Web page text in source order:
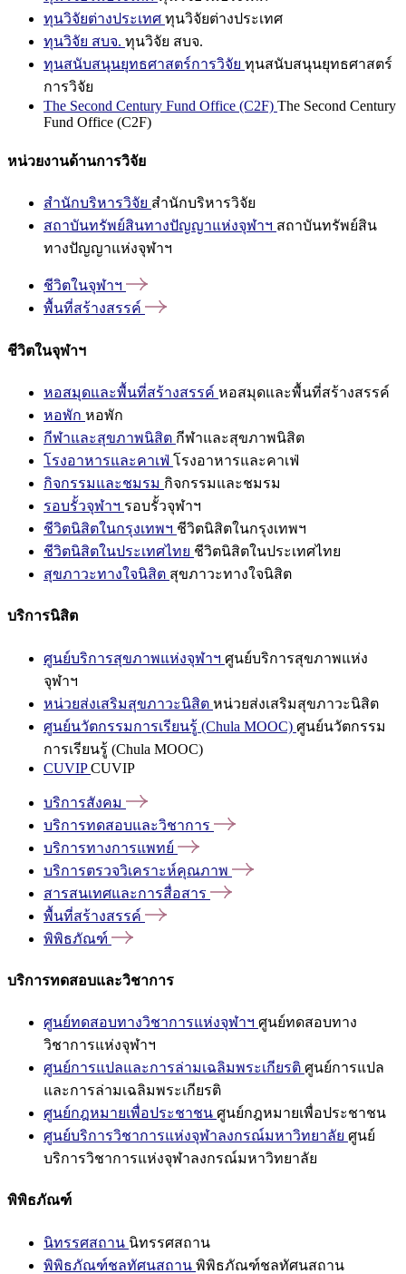
ทุนวิจัยต่างประเทศ ทุนวิจัยต่างประเทศ
ทุนวิจัย สบจ. ทุนวิจัย สบจ.
ทุนสนับสนุนยุทธศาสตร์การวิจัย ทุนสนับสนุนยุทธศาสตร์
การวิจัย
The Second Century Fund Office (C2F) The Second Century
Fund Office (C2F)
หน่วยงานด้านการวิจัย
สำนักบริหารวิจัย สำนักบริหารวิจัย
สถาบันทรัพย์สินทางปัญญาแห่งจุฬาฯ สถาบันทรัพย์สิน
ทางปัญญาแห่งจุฬาฯ
ชีวิตในจุฬาฯ
พื้นที่สร้างสรรค์
ชีวิตในจุฬาฯ
หอสมุดและพื้นที่สร้างสรรค์ หอสมุดและพื้นที่สร้างสรรค์
หอพัก หอพัก
กีฬาและสุขภาพนิสิต กีฬาและสุขภาพนิสิต
โรงอาหารและคาเฟ่ โรงอาหารและคาเฟ่
กิจกรรมและชมรม กิจกรรมและชมรม
รอบรั้วจุฬาฯ รอบรั้วจุฬาฯ
ชีวิตนิสิตในกรุงเทพฯ ชีวิตนิสิตในกรุงเทพฯ
ชีวิตนิสิตในประเทศไทย ชีวิตนิสิตในประเทศไทย
สุขภาวะทางใจนิสิต สุขภาวะทางใจนิสิต
บริการนิสิต
ศูนย์บริการสุขภาพแห่งจุฬาฯ ศูนย์บริการสุขภาพแห่ง
จุฬาฯ
หน่วยส่งเสริมสุขภาวะนิสิต หน่วยส่งเสริมสุขภาวะนิสิต
ศูนย์นวัตกรรมการเรียนรู้ (Chula MOOC) ศูนย์นวัตกรรม
การเรียนรู้ (Chula MOOC)
CUVIPCUVIP
บริการสังคม
บริการทดสอบและวิชาการ
บริการทางการแพทย์
บริการตรวจวิเคราะห์คุณภาพ
สารสนเทศและการสื่อสาร
พื้นที่สร้างสรรค์
พิพิธภัณฑ์
บริการทดสอบและวิชาการ
ศูนย์ทดสอบทางวิชาการแห่งจุฬาฯ ศูนย์ทดสอบทาง
วิชาการแห่งจุฬาฯ
ศูนย์การแปลและการล่ามเฉลิมพระเกียรติ ศูนย์การแปล
และการล่ามเฉลิมพระเกียรติ
ศูนย์กฎหมายเพื่อประชาชน ศูนย์กฎหมายเพื่อประชาชน
ศูนย์บริการวิชาการแห่งจุฬาลงกรณ์มหาวิทยาลัย ศูนย์
บริการวิชาการแห่งจุฬาลงกรณ์มหาวิทยาลัย
พิพิธภัณฑ์
นิทรรศสถาน นิทรรศสถาน
พิพิธภัณฑ์ชลทัศนสถาน พิพิธภัณฑ์ชลทัศนสถาน